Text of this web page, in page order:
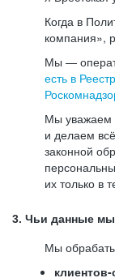
Когда в
компания»,
Мы —
есть в
Мы уважаем
и делаем
законной
их только в
3. Чьи данные
Мы